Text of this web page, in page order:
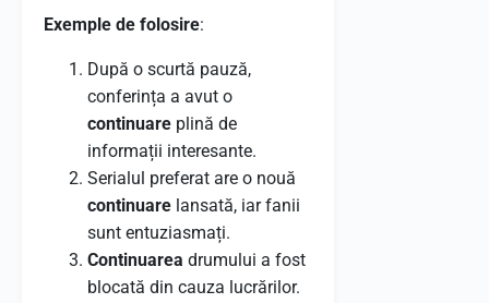
Exemple de folosire:
După o scurtă pauză,
conferința a avut o
continuare plină de
informații interesante.
Serialul preferat are o nouă
continuare lansată, iar fanii
sunt entuziasmați.
Continuarea drumului a fost
blocată din cauza lucrărilor.